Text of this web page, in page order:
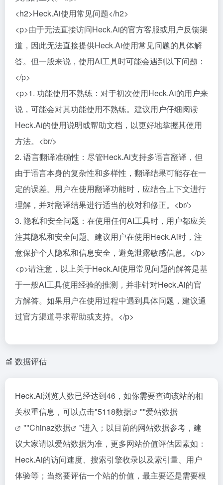
<h2>Heck.Ai使用常见问题</h2>
<p>由于无法直接访问Heck.Ai的官方客服或用户反馈渠
道，因此无法直接提供Heck.Ai使用常见问题的具体解
答。但一般来说，使用AI工具时可能会遇到以下问题：
</p>
<p>1. 功能使用不熟练：对于初次使用Heck.Ai的用户来
说，可能会对其功能使用不熟练。建议用户仔细阅读
Heck.Ai的使用说明或帮助文档，以更好地掌握其使用
方法。<br/>
2. 语言翻译准确性：尽管Heck.Ai支持多语言翻译，但
由于语言本身的复杂性和多样性，翻译结果可能存在一
定的误差。用户在使用翻译功能时，应结合上下文进行
理解，并对翻译结果进行适当的校对和修正。<br/>
3. 隐私和安全问题：在使用任何AI工具时，用户都应关
注其隐私和安全问题。建议用户在使用Heck.Ai时，注
意保护个人隐私和信息安全，避免泄露敏感信息。</p>
<p>请注意，以上关于Heck.Ai使用常见问题的解答是基
于一般AI工具使用经验的推测，并非针对Heck.Ai的官
方解答。如果用户在使用过程中遇到具体问题，建议通
过官方渠道寻求帮助或支持。</p>
数据评估
Heck.Ai浏览人数已经达到46，如你需要查询该站的相
关权重信息，可以点击"5118数据 ""爱站数据
""Chinaz数据
"进入；以目前的网站数据参考，建
议大家请以爱站数据为准，更多网站价值评估因素如：
Heck.Ai的访问速度、搜索引擎收录以及索引量、用户
体验等；当然要评估一个站的价值，最主要还是需要根